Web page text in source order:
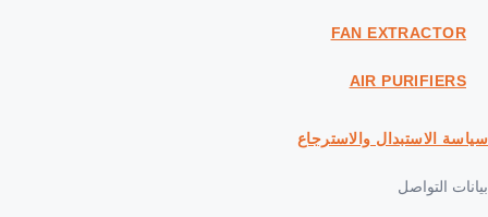
FAN
AIR
الاستبدال والاسترجاع
التواصل